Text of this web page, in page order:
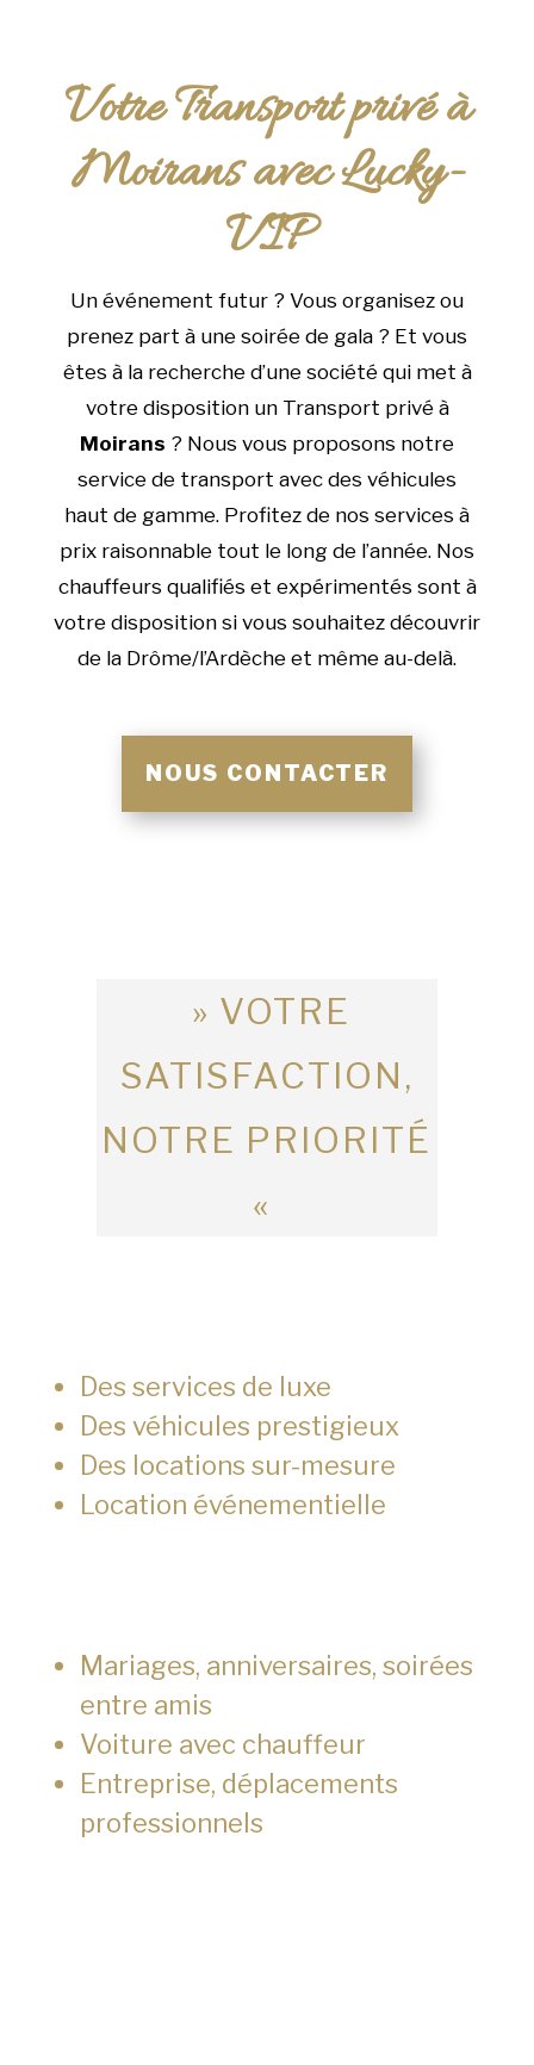
Votre Transport privé à
Moirans avec Lucky-
VIP
Un événement futur ? Vous organisez ou
prenez part à une soirée de gala ? Et vous
êtes à la recherche d’une société qui met à
votre disposition un Transport privé à
Moirans ? Nous vous proposons notre
service de transport avec des véhicules
haut de gamme. Profitez de nos services à
prix raisonnable tout le long de l’année. Nos
chauffeurs qualifiés et expérimentés sont à
votre disposition si vous souhaitez découvrir
de la Drôme/l’Ardèche et même au-delà.
NOUS CONTACTER
» VOTRE
SATISFACTION,
NOTRE PRIORITÉ
«
Des services de luxe
Des véhicules prestigieux
Des locations sur-mesure
Location événementielle
Mariages, anniversaires, soirées
entre amis
Voiture avec chauffeur
Entreprise, déplacements
professionnels